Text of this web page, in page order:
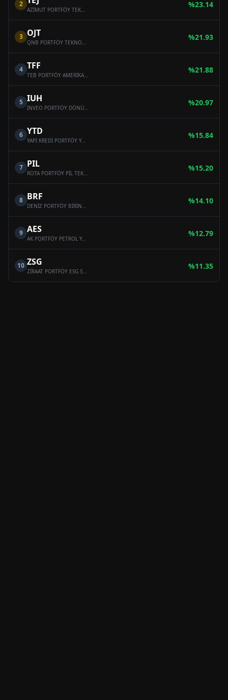
2
AZİMUT PORTFÖY TEKNOLOJİ FON SEPETİ FONU
%23.14
3 OJT
QNB PORTFÖY TEKNOLOJİ FON SEPETİ FONU
%21.93
4 TFF
TEB PORTFÖY AMERİKA TEKNOLOJİ YABANCI BYF FON SEPETİ FONU
%21.88
5 IUH
INVEO PORTFÖY DÖNÜŞTÜRÜCÜ TEKNOLOJİLER FON SEPETİ FONU
%20.97
6 YTD
YAPI KREDİ PORTFÖY YABANCI FON SEPETİ FONU
%15.84
7 PIL
ROTA PORTFÖY PİL TEKNOLOJİLERİ VE ENERJİ FON SEPETİ FONU
%15.20
8 BRF
DENİZ PORTFÖY BİRİNCİ FON SEPETİ FONU
%14.10
9 AES
AK PORTFÖY PETROL YABANCI BYF FON SEPETİ FONU
%12.79
10 ZSG
ZİRAAT PORTFÖY ESG SÜRDÜRÜLEBİLİRLİK FON SEPETİ FONU
%11.35